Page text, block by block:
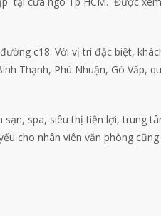
c18. Với vị trí đặc biệt,
Thạnh, Phú Nhuận, Gò Vấp,
sạn, spa, siêu thị tiện lợi, trung
cho nhân viên văn phòng